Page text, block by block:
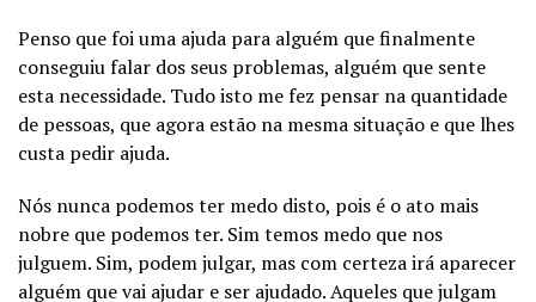
Penso que foi uma ajuda para alguém que finalmente
conseguiu falar dos seus problemas, alguém que sente
esta necessidade. Tudo isto me fez pensar na quantidade
de pessoas, que agora estão na mesma situação e que lhes
custa pedir ajuda.
Nós nunca podemos ter medo disto, pois é o ato mais
nobre que podemos ter. Sim temos medo que nos
julguem. Sim, podem julgar, mas com certeza irá aparecer
alguém que vai ajudar e ser ajudado. Aqueles que julgam